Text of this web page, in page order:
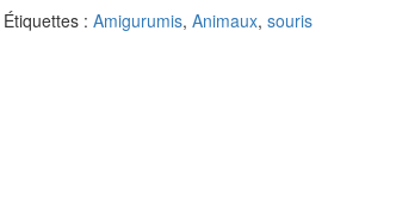
Étiquettes :Amigurumis,Animaux,souris